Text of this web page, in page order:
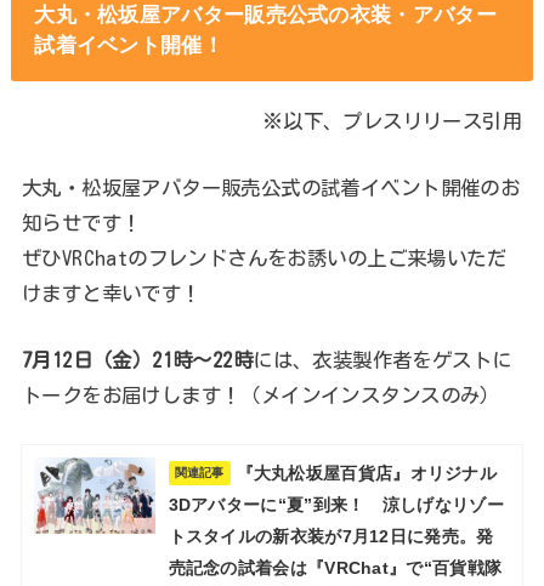
大丸・松坂屋アバター販売公式の衣装・アバター
試着イベント開催！
※以下、プレスリリース引用
大丸・松坂屋アバター販売公式の試着イベント開催のお
知らせです！
ぜひVRChatのフレンドさんをお誘いの上ご来場いただ
けますと幸いです！
7月12日（金）21時～22時には、衣装製作者をゲストに
トークをお届けします！（メインインスタンスのみ）
関連記事
『大丸松坂屋百貨店』オリジナル
3Dアバターに“夏”到来！ 涼しげなリゾー
トスタイルの新衣装が7月12日に発売。発
売記念の試着会は『VRChat』で“百貨戦隊